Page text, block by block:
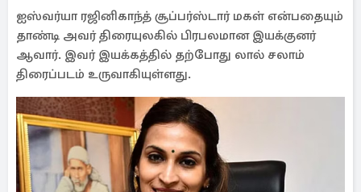
ஐஸ்வர்யா ரஜினிகாந்த் சூப்பர்ஸ்டார் மகள் என்பதையும்
தாண்டி அவர் திரையுலகில் பிரபலமான இயக்குனர்
ஆவார். இவர் இயக்கத்தில் தற்போது லால் சலாம்
திரைப்படம் உருவாகியுள்ளது.